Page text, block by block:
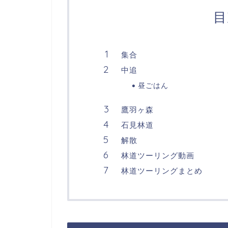
集合
中追
昼ごはん
鷹羽ヶ森
石見林道
解散
林道ツーリング動画
林道ツーリングまとめ